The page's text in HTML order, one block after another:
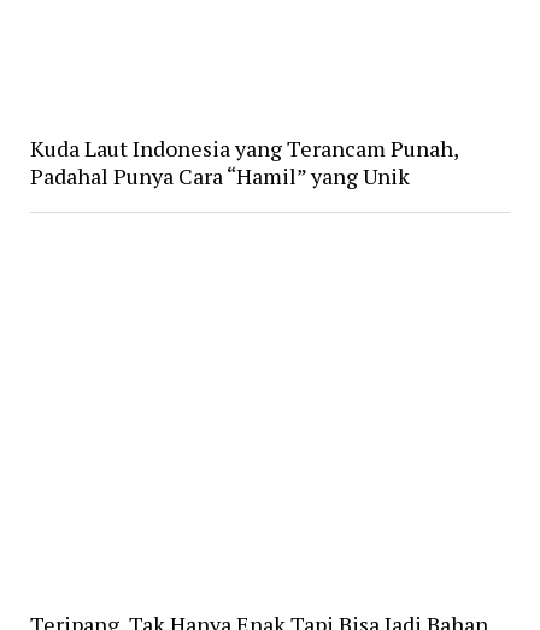
Kuda Laut Indonesia yang Terancam Punah,
Padahal Punya Cara “Hamil” yang Unik